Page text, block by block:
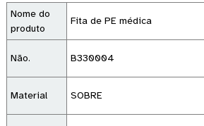
Nome do
produto
Fita de PE médica
Não. B330004
Material SOBRE